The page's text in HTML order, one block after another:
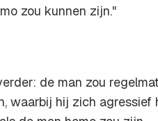
zou kunnen zijn."
de man zou
waarbij hij zich agressief